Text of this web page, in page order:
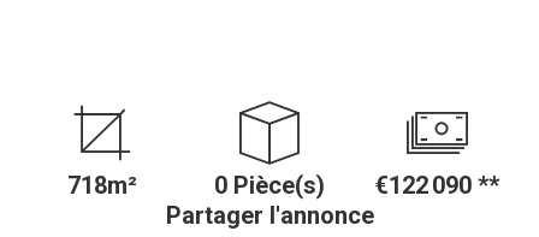
718m² 0 Pièce(s) €122 090 **
Partager l'annonce